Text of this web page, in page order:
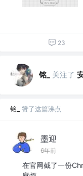
23
铭_ 关注了
铭_ 赞了这篇沸点
墨迎
6年前
在官网截了一份